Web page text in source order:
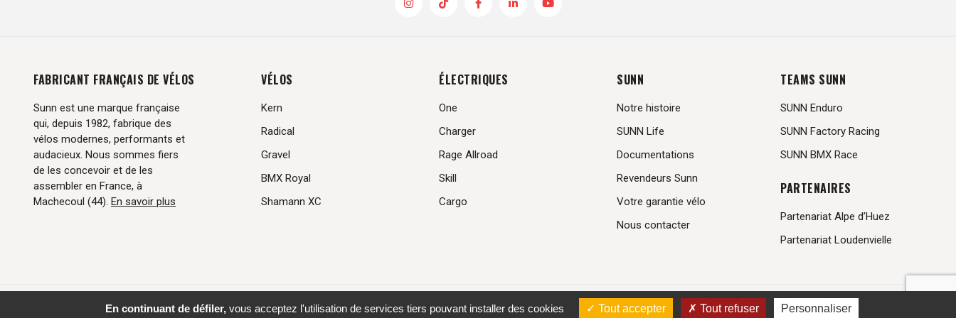
FABRICANT FRANÇAIS DE VÉLOS
Sunn est une marque française
qui, depuis 1982, fabrique des
vélos modernes, performants et
audacieux. Nous sommes fiers
de les concevoir et de les
assembler en France, à
Machecoul (44). En savoir plus
VÉLOS
Kern
Radical
Gravel
BMX Royal
Shamann XC
ÉLECTRIQUES
One
Charger
Rage Allroad
Skill
Cargo
SUNN
Notre histoire
SUNN Life
Documentations
Revendeurs Sunn
Votre garantie vélo
Nous contacter
TEAMS SUNN
SUNN Enduro
SUNN Factory Racing
SUNN BMX Race
PARTENAIRES
Partenariat Alpe d’Huez
Partenariat Loudenvielle
Sunn . Mentions légales – Conditions Générales de Vente – Données personnelles .
En continuant de défiler,vous acceptez l'utilisation de services tiers pouvant installer des cookies Tout accepter Tout refuser Personnaliser